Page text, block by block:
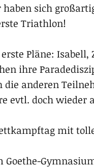
sich
Triathlon!
Pläne:
ihre
die anderen
evtl. doch
mit
Goethe-